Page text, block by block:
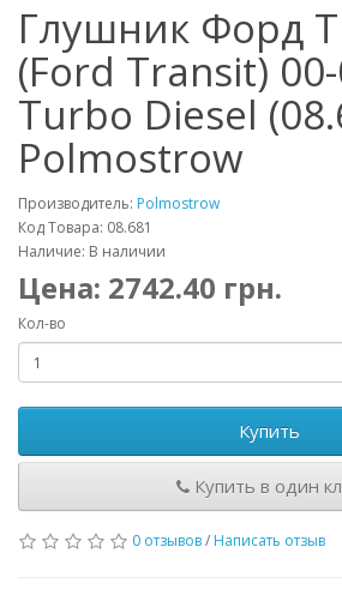
Глушник Форд
(Ford Transit)
Turbo Diesel
Polmostrow
Производитель: Polmostrow
Код Товара: 08.681
Наличие: В наличии
Цена: 2742.40 грн.
Кол-во
Купить
Купить в один
0 отзывов/ Написать отзыв